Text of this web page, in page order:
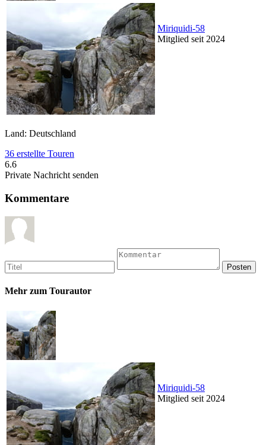
Miriquidi-58
Mitglied seit 2024
Land: Deutschland
36 erstellte Touren
6.6
Private Nachricht senden
Kommentare
Mehr zum Tourautor
Miriquidi-58
Mitglied seit 2024